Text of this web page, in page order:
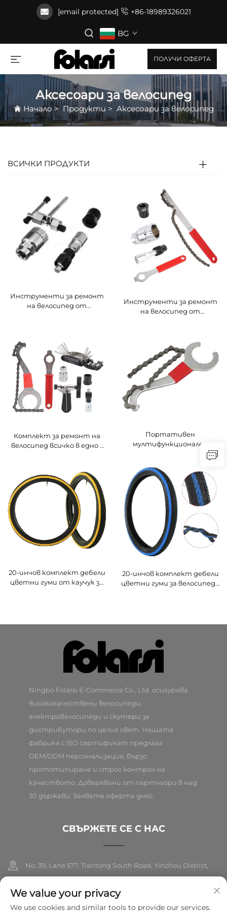
[email protected] +86-18989326021
BG
ПОЛУЧИ ОФЕРТА
Аксесоари за велосипед
Начало>Продукти > Аксесоари за велосипед
ВСИЧКИ ПРОДУКТИ
Инструменти за ремонт
на велосипед от
и сваляне на верига,
производство Китай
Инструменти за ремонт
на велосипед от
педали, каретка, маховик
и сваляне на верига, модел
KAC02, производство
Китай
Комплект за ремонт на
велосипед всичко в едно -
каретка,
мултифункционален
комплект за домашни
майстори и малки
веломагазини
Портативен
мултифункционален
комплект за ремонт на
велосипед - Инструмент
за каретка/верига/касета
| Икономичен всичко в едно
за домашна употреба и
малки работилници
20-инчов комплект дебели
цветни гуми от каучук за
20-инчов комплект дебели
цветни гуми за велосипед -
Ningbo Folarsi E-Commerce Co., Ltd. осигурява
висококачествени велосипеди,
електровелосипеди и скутери за
дистрибутори по целия свят. Нашата
фабрика с ISO сертификат предлага
OEM/ODM персонализация, бързо
прототипиране и строг контрол на
качеството. Доверявани от партньори в над
30 държави. Заявете оферта днес.
СВЪРЖЕТЕ СЕ С НАС
No. 39, Lane 577, Tiantong South Road, Yinzhou District,
Ningbo City, Zhejiang
+86-18989326021
We value your privacy
We use cookies and similar tools to provide our services.